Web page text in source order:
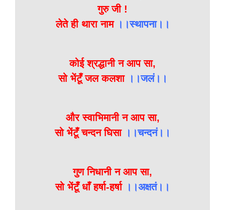
गुरु जी !
लेते ही थारा नाम ।।स्थापना।।
कोई श्रद्धानी न आप सा,
सो भेंटूँ जल कलशा।।जलं।।
और स्वाभिमानी न आप सा,
सो भेंटूँ चन्दन घिसा ।।चन्दनं।।
गुण निधानी न आप सा,
सो भेंटूँ धाँ हर्षा-हर्षा।।अक्षतं।।